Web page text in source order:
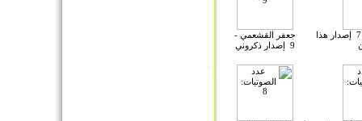
جعفر القشعمي - 7 إصدار هذا
جعفر القشعمي -
9 إصدار ذكروني